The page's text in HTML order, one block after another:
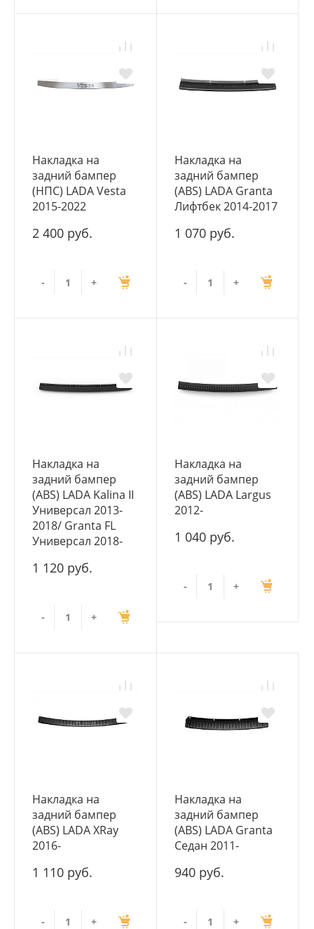
Накладка на
задний бампер
(НПС) LADA Vesta
2015-2022
2 400 руб.
- +
Накладка на
задний бампер
(ABS) LADA Granta
Лифтбек 2014-2017
1 070 руб.
- +
Накладка на
задний бампер
(ABS) LADA Kalina II
Универсал 2013-
2018/ Granta FL
Универсал 2018-
1 120 руб.
- +
Накладка на
задний бампер
(ABS) LADA Largus
2012-
1 040 руб.
- +
Накладка на
задний бампер
(ABS) LADA XRay
2016-
1 110 руб.
- +
Накладка на
задний бампер
(ABS) LADA Granta
Седан 2011-
940 руб.
- +